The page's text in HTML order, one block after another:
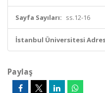
Sayfa Sayıları: ss.12-16
İstanbul Üniversitesi
Paylaş